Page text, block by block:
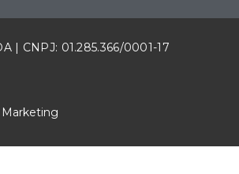
| CNPJ: 01.285.366/0001-17
Marketing